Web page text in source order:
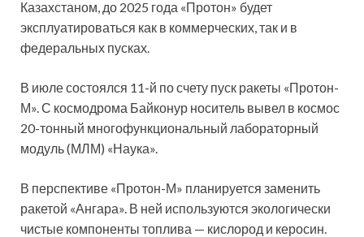
Казахстаном, до 2025 года «Протон» будет
эксплуатироваться как в коммерческих, так и в
федеральных пусках.
В июле состоялся 11-й по счету пуск ракеты «Протон-
М». С космодрома Байконур носитель вывел в космос
20-тонный многофункциональный лабораторный
модуль (МЛМ) «Наука».
В перспективе «Протон-М» планируется заменить
ракетой «Ангара». В ней используются экологически
чистые компоненты топлива — кислород и керосин.